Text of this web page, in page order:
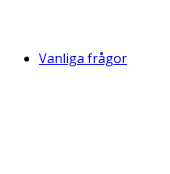
Vanliga frågor